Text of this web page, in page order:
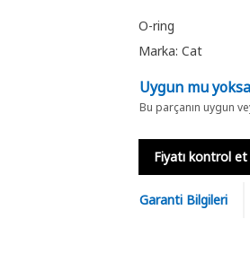
O-ring
Marka: Cat
Uygun mu
Bu parçanın uygun
Fiyatı kontrol et
Garanti Bilgileri